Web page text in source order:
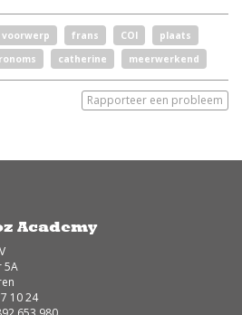
voorwerp frans COI
plaats
catherine meerwerkend
Rapporteer een probleem
Academy
5A
10 24